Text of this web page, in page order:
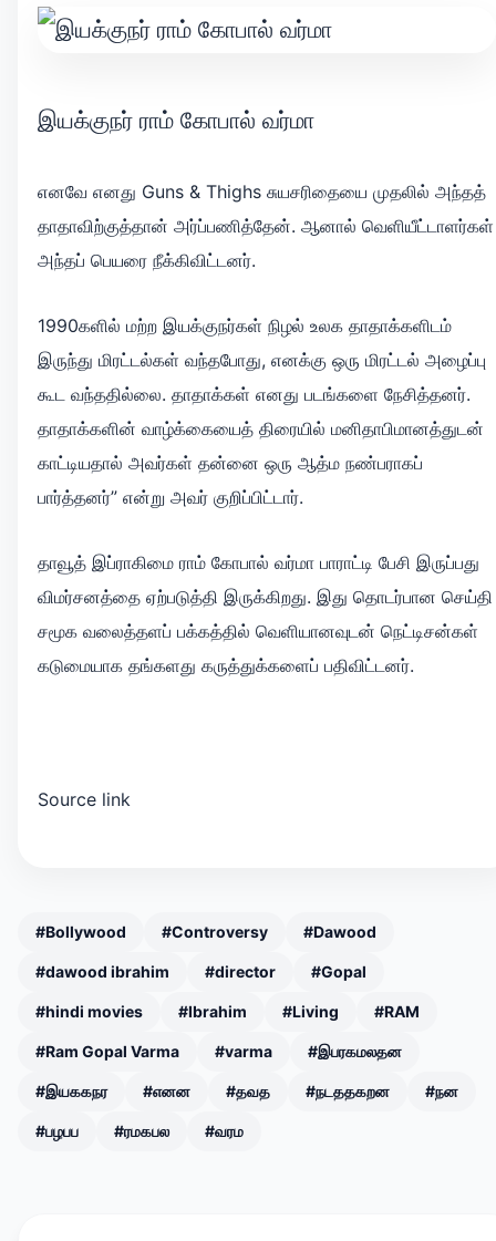
இயக்குநர் ராம் கோபால் வர்மா
எனவே எனது Guns & Thighs சுயசரிதையை முதலில் அந்தத்
தாதாவிற்குத்தான் அர்ப்பணித்தேன். ஆனால் வெளியீட்டாளர்கள்
அந்தப் பெயரை நீக்கிவிட்டனர்.
1990களில் மற்ற இயக்குநர்கள் நிழல் உலக தாதாக்களிடம்
இருந்து மிரட்டல்கள் வந்தபோது, எனக்கு ஒரு மிரட்டல் அழைப்பு
கூட வந்ததில்லை. தாதாக்கள் எனது படங்களை நேசித்தனர்.
தாதாக்களின் வாழ்க்கையைத் திரையில் மனிதாபிமானத்துடன்
காட்டியதால் அவர்கள் தன்னை ஒரு ஆத்ம நண்பராகப்
பார்த்தனர்” என்று அவர் குறிப்பிட்டார்.
தாவூத் இப்ராகிமை ராம் கோபால் வர்மா பாராட்டி பேசி இருப்பது
விமர்சனத்தை ஏற்படுத்தி இருக்கிறது. இது தொடர்பான செய்தி
சமூக வலைத்தளப் பக்கத்தில் வெளியானவுடன் நெட்டிசன்கள்
கடுமையாக தங்களது கருத்துக்களைப் பதிவிட்டனர்.
Source link
#Bollywood #Controversy #Dawood
#dawood ibrahim #director #Gopal
#hindi movies #Ibrahim #Living #RAM
#Ram Gopal Varma #varma #இபரகமலதன
#இயககநர #எனன #தவத #நடததகறன #நன
#பழபப #ரமகபல #வரம